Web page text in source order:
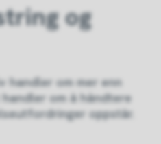
og
handler om mer enn
om å håndtere
oppstår.